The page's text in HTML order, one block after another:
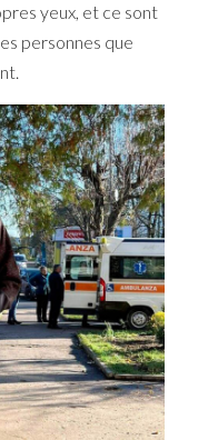
yeux, et ce sont
personnes que